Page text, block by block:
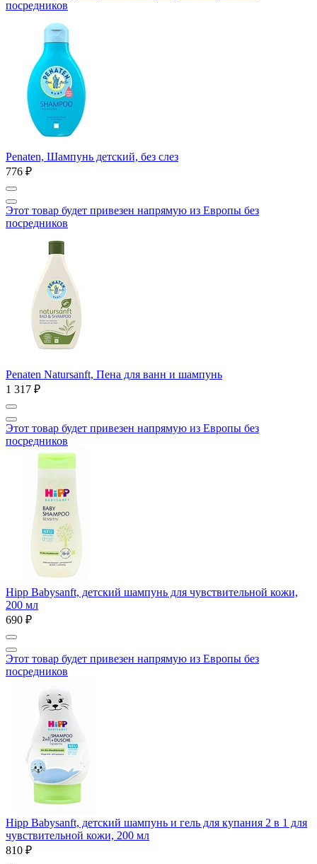
посредников
Penaten, Шампунь детский, без слез
776 ₽
Этот товар будет привезен напрямую из Европы без
посредников
Penaten Natursanft, Пена для ванн и шампунь
1 317 ₽
Этот товар будет привезен напрямую из Европы без
посредников
Hipp Babysanft, детский шампунь для чувствительной кожи,
200 мл
690 ₽
Этот товар будет привезен напрямую из Европы без
посредников
Hipp Babysanft, детский шампунь и гель для купания 2 в 1 для
чувствительной кожи, 200 мл
810 ₽